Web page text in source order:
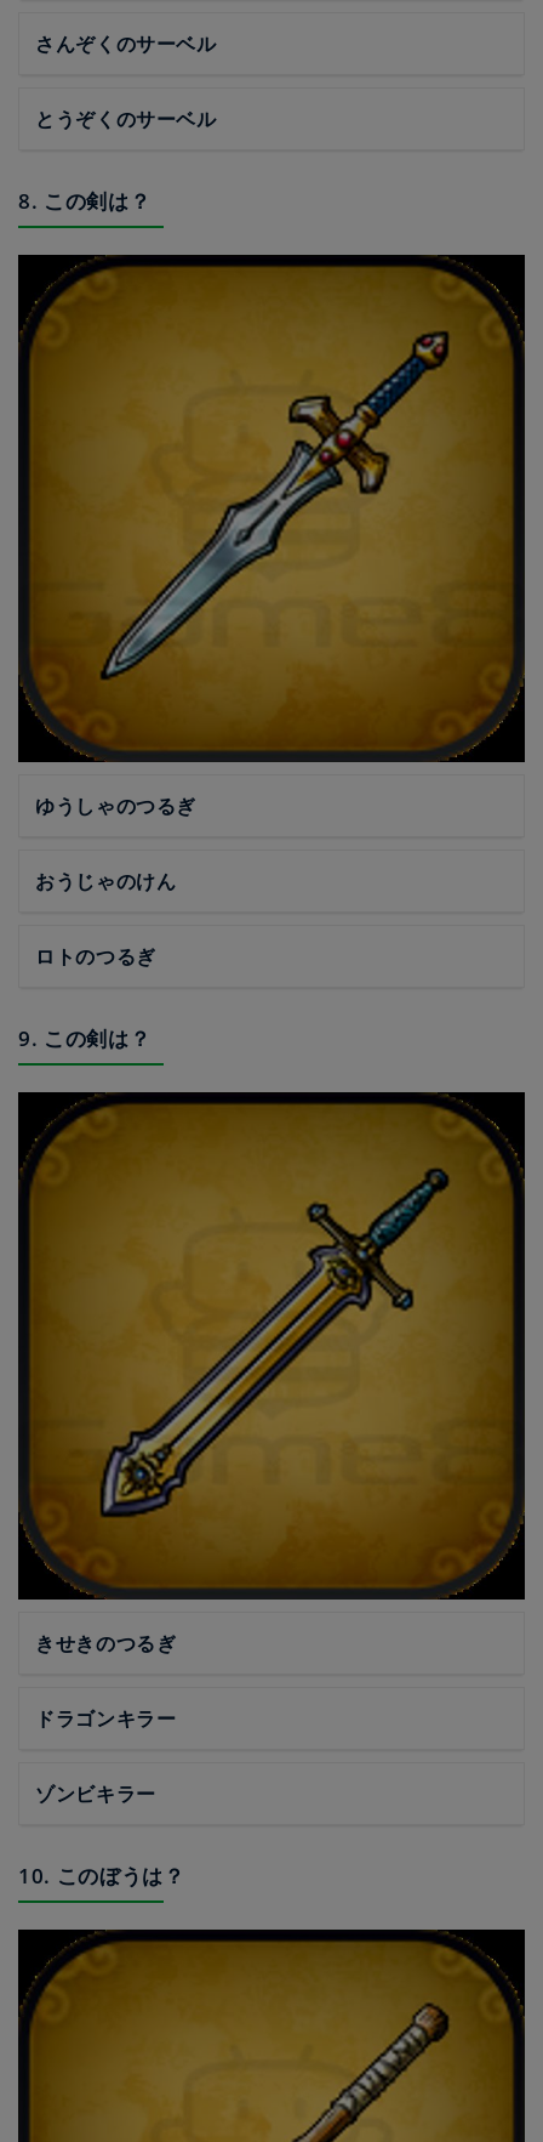
さんぞくのサーベル
とうぞくのサーベル
8. この剣は？
ゆうしゃのつるぎ
おうじゃのけん
ロトのつるぎ
9. この剣は？
きせきのつるぎ
ドラゴンキラー
ゾンビキラー
10. このぼうは？